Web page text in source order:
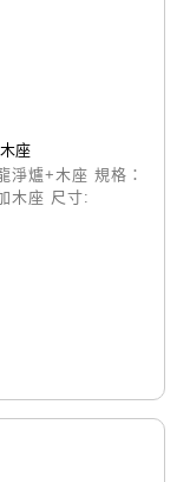
座
淨爐+木座 規格：
木座 尺寸: